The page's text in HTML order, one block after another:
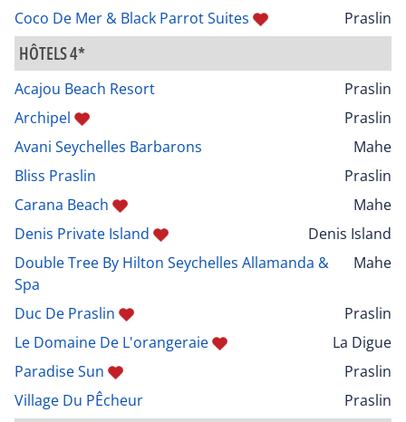
Coco De Mer & Black Parrot Suites
Praslin
HÔTELS 4*
Acajou Beach Resort
Praslin
Archipel
Praslin
Avani Seychelles Barbarons
Mahe
Bliss Praslin
Praslin
Carana Beach
Mahe
Denis Private Island
Denis Island
Double Tree By Hilton Seychelles Allamanda &
Spa
Mahe
Duc De Praslin
Praslin
Le Domaine De L'orangeraie
La Digue
Paradise Sun
Praslin
Village Du PÊcheur
Praslin